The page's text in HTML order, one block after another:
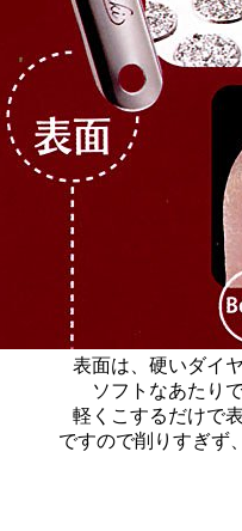
表面は、硬いダイ
ソフトなあたり
軽くこするだけで
ですので削りすぎず